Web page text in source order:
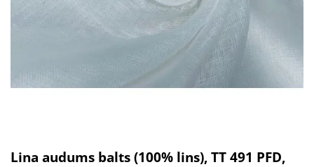
Lina audums balts (100% lins), TT 491 PFD,